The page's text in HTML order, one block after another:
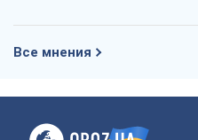
Все мнения